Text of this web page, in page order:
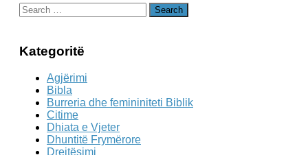
Search
for:
Kategoritë
Agjërimi
Bibla
Burreria dhe femininiteti Biblik
Citime
Dhiata e Vjeter
Dhuntitë Frymërore
Drejtësimi